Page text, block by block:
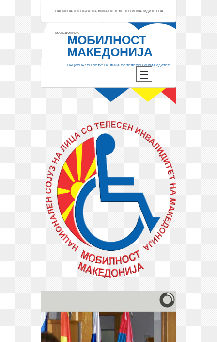
НАЦИОНАЛЕН СОЈУЗ НА ЛИЦА СО ТЕЛЕСЕН ИНВАЛИДИТЕТ НА
МАКЕДОНИЈА
МОБИЛНОСТ
МАКЕДОНИЈА
НАЦИОНАЛЕН СОЈУЗ НА ЛИЦА СО ТЕЛЕСЕН ИНВАЛИДИТЕТ